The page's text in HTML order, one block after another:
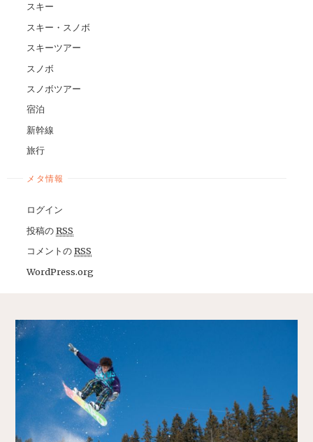
スキー
スキー・スノボ
スキーツアー
スノボ
スノボツアー
宿泊
新幹線
旅行
メタ情報
ログイン
投稿のRSS
コメントのRSS
WordPress.org